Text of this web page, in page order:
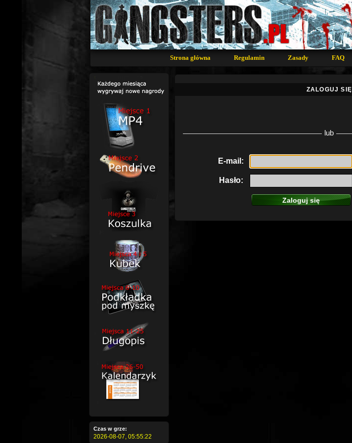
Strona główna Regulamin Zasady FAQ
Czas w grze:
2026-08-07, 05:55:22
ZALOGUJ SIĘ
lub
E-mail:
Hasło: